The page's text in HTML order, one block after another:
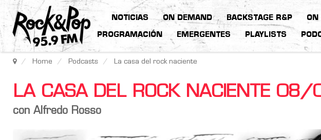
NOTICIAS ON DEMAND BACKSTAGE R&P ON
PROGRAMACIÓN EMERGENTES PLAYLISTS
Home Podcasts La casa del rock naciente
LA CASA DEL ROCK NACIENTE
con Alfredo Rosso